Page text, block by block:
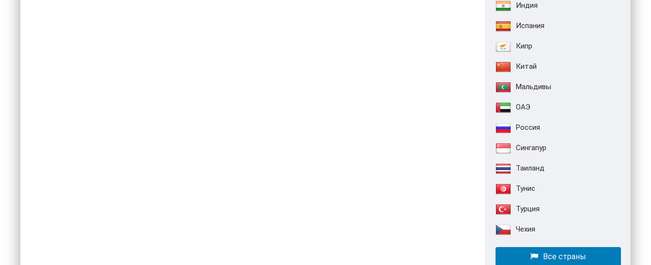
Индия
Испания
Кипр
Китай
Мальдивы
ОАЭ
Россия
Сингапур
Таиланд
Тунис
Турция
Чехия
Все страны